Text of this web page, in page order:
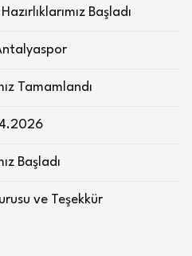
Başladı
Tamamlandı
Başladı
ve Teşekkür